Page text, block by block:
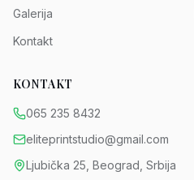
Galerija
Kontakt
KONTAKT
065 235 8432
eliteprintstudio@gmail.com
Ljubička 25, Beograd, Srbija